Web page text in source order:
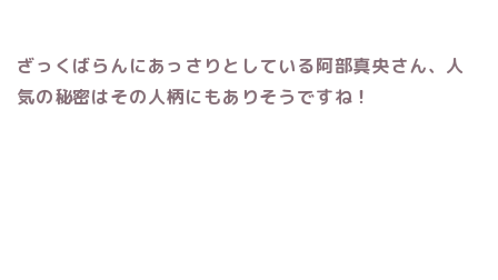
ざっくばらんにあっさりとしている阿部真央さん、人
気の秘密はその人柄にもありそうですね！